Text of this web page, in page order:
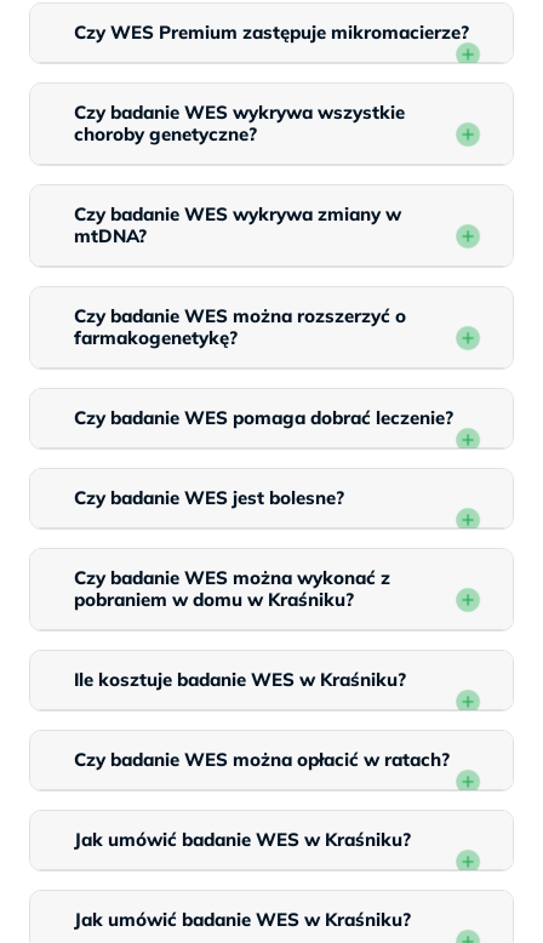
Czy WES Premium zastępuje mikromacierze?
Czy badanie WES wykrywa wszystkie
choroby genetyczne?
Czy badanie WES wykrywa zmiany w
mtDNA?
Czy badanie WES można rozszerzyć o
farmakogenetykę?
Czy badanie WES pomaga dobrać leczenie?
Czy badanie WES jest bolesne?
Czy badanie WES można wykonać z
pobraniem w domu w Kraśniku?
Ile kosztuje badanie WES w Kraśniku?
Czy badanie WES można opłacić w ratach?
Jak umówić badanie WES w Kraśniku?
Jak umówić badanie WES w Kraśniku?